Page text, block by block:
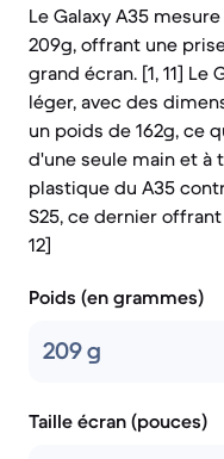
Le Galaxy A35
209g, offrant une
grand écran. [1, 11]
léger, avec des
un poids de 162g, ce
d'une seule main et à
plastique du A35
S25, ce dernier
12]
Poids (en grammes)
209 g
Taille écran (pouces)